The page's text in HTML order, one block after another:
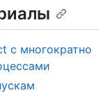
с многократно